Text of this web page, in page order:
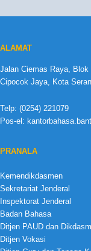
ALAMAT
Jalan Ciemas Raya,
Cipocok Jaya, Kota
Telp: (0254) 221079
Pos-el:
PRANALA
Kemendikdasmen
Sekretariat Jenderal
Inspektorat Jenderal
Badan Bahasa
Ditjen PAUD dan
Ditjen Vokasi